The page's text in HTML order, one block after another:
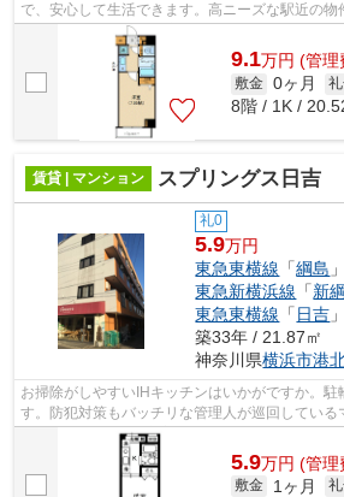
で、安心して生活できます。高ニーズな駅近の
ことができます。横浜市港北区エリアにあ...
9.1万円 (管理
敷金 0ヶ月
8階 / 1K /
賃貸 | マンション スプリングス日吉
礼0
5.9万円
東急東横線 「綱島
東急新横浜線 「新
東急東横線 「 日吉
築33年 / 21.87㎡
神奈川県横浜市港
お掃除がしやすいIHキッチンはいかがですか。
す。防犯対策もバッチリな管理人が巡回している
アコン・CATVなど充実した設備を備え付...
5.9万円 (管理
敷金 1ヶ月